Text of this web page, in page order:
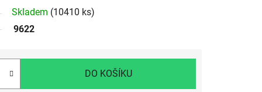
Skladem (10410 ks)
9622
DO KOŠÍKU